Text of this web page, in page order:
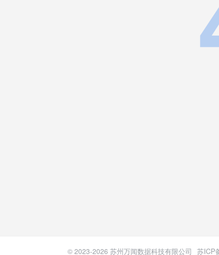
© 2023-2026 苏州万闻数据科技有限公司 苏ICP